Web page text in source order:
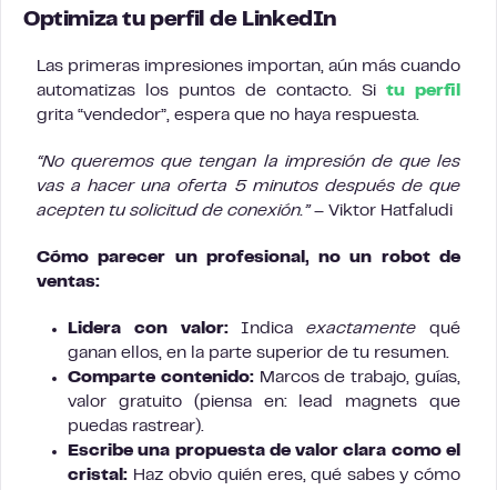
Optimiza tu perfil de LinkedIn
Las primeras impresiones importan, aún más cuando
automatizas los puntos de contacto. Si tu perfil
grita “vendedor”, espera que no haya respuesta.
“No queremos que tengan la impresión de que les
vas a hacer una oferta 5 minutos después de que
acepten tu solicitud de conexión.”– Viktor Hatfaludi
Cómo parecer un profesional, no un robot de
ventas:
Lidera con valor:Indicaexactamente qué
ganan ellos, en la parte superior de tu resumen.
Comparte contenido:Marcos de trabajo, guías,
valor gratuito (piensa en: lead magnets que
puedas rastrear).
Escribe una propuesta de valor clara como el
cristal: Haz obvio quién eres, qué sabes y cómo